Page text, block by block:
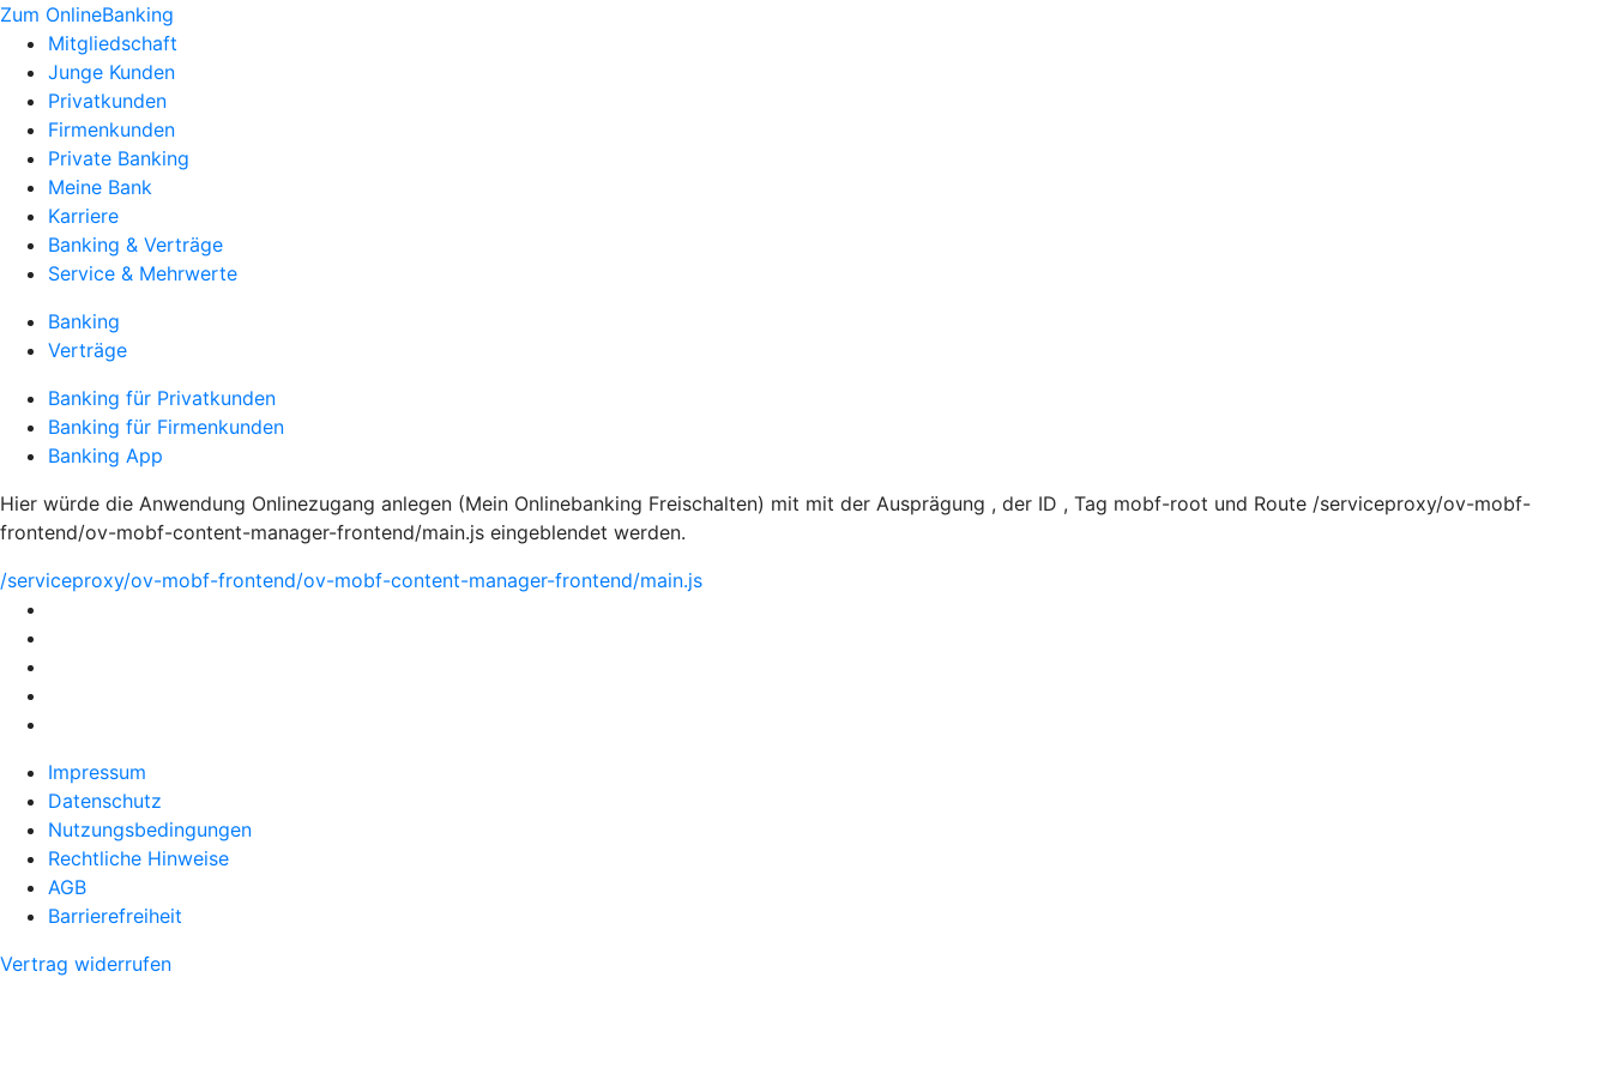
Zum OnlineBanking
Mitgliedschaft
Junge Kunden
Privatkunden
Firmenkunden
Private Banking
Meine Bank
Karriere
Banking & Verträge
Service & Mehrwerte
Banking
Verträge
Banking für Privatkunden
Banking für Firmenkunden
Banking App
Hier würde die Anwendung Onlinezugang anlegen (Mein Onlinebanking Freischalten) mit mit der Ausprägung , der ID , Tag mobf-root und Route /serviceproxy/ov-mobf-
frontend/ov-mobf-content-manager-frontend/main.js eingeblendet werden.
/serviceproxy/ov-mobf-frontend/ov-mobf-content-manager-frontend/main.js
Impressum
Datenschutz
Nutzungsbedingungen
Rechtliche Hinweise
AGB
Barrierefreiheit
Vertrag widerrufen